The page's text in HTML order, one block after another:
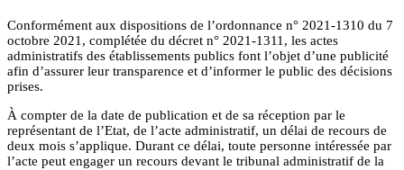
Conformément aux dispositions de l’ordonnance n° 2021-1310 du 7
octobre 2021, complétée du décret n° 2021-1311, les actes
administratifs des établissements publics font l’objet d’une publicité
afin d’assurer leur transparence et d’informer le public des décisions
prises.
À compter de la date de publication et de sa réception par le
représentant de l’Etat, de l’acte administratif, un délai de recours de
deux mois s’applique. Durant ce délai, toute personne intéressée par
l’acte peut engager un recours devant le tribunal administratif de la